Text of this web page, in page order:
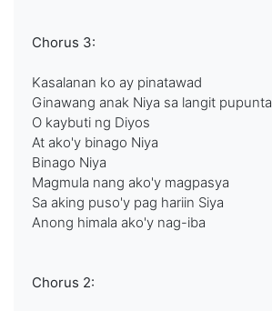
Chorus 3:
Kasalanan ko ay pinatawad
Ginawang anak Niya sa langit pupunta
O kaybuti ng Diyos
At ako'y binago Niya
Binago Niya
Magmula nang ako'y magpasya
Sa aking puso'y pag hariin Siya
Anong himala ako'y nag-iba
Chorus 2: